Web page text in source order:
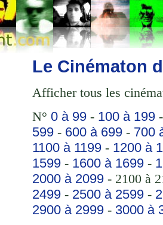
Le Cinématon
Afficher tous les
N°0 à 99 - 100 à 199
599 - 600 à 699 - 700
1100 à 1199 - 1200 à
1599 - 1600 à 1699 -
2000 à 2099 - 2100 à
2499 - 2500 à 2599 -
2900 à 2999 - 3000 à